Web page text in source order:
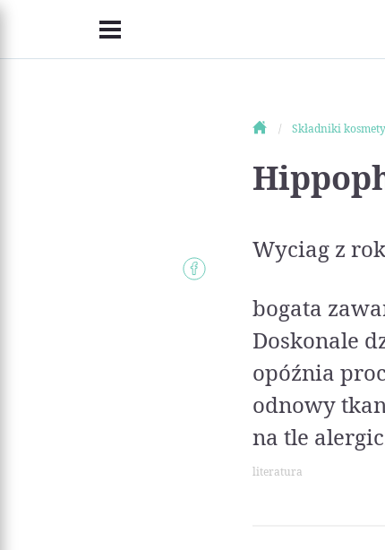
Składniki
Wyciag z
bogata
Doskonale
opóźnia
odnowy
na tle
literatura